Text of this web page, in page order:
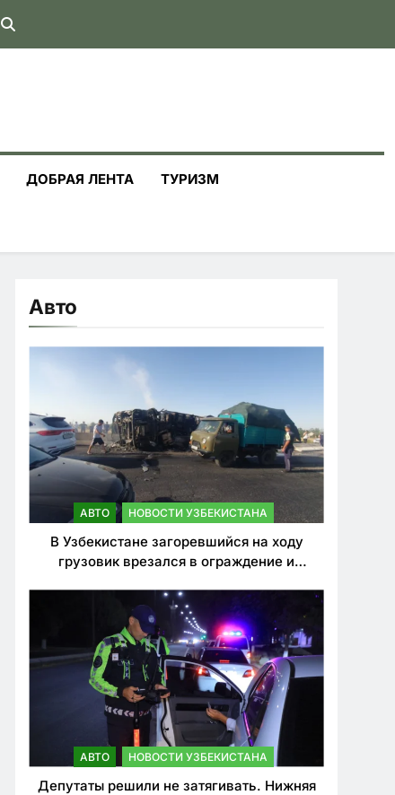
ДОБРАЯ ЛЕНТА ТУРИЗМ
Авто
АВТО НОВОСТИ УЗБЕКИСТАНА
В Узбекистане загоревшийся на ходу
грузовик врезался в ограждение и
АВТО НОВОСТИ УЗБЕКИСТАНА
Депутаты решили не затягивать. Нижняя